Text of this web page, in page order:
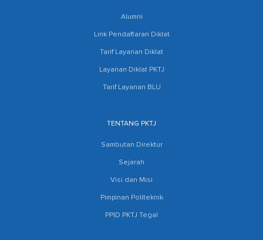
Alumni
Link Pendaftaran Diklat
Tarif Layanan Diklat
Layanan Diklat PKTJ
Tarif Layanan BLU
TENTANG PKTJ
Sambutan Direktur
Sejarah
Visi dan Misi
Pimpinan Politeknik
PPID PKTJ Tegal